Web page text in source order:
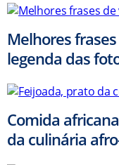
Melhores
legenda das
Comida
da culinária